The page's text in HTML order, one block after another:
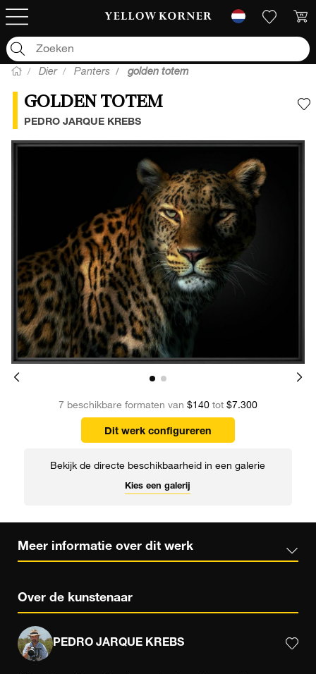
Dier Panters golden totem
GOLDEN TOTEM
PEDRO JARQUE KREBS
7 beschikbare formaten van $140 tot $7.300
Dit werk configureren
Bekijk de directe beschikbaarheid in een galerie
Kies een galerij
Meer informatie over dit werk
Over de kunstenaar
PEDRO JARQUE KREBS